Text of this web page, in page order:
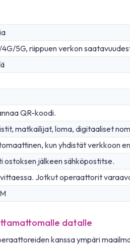
5G, riippuen verkon
QR-koodi.
matkailijat, loma, digitaaliset
kun yhdistät verkkoon
ostoksen jälkeen sähköpostitse.
Jotkut operaattorit
datalle
kanssa ympäri